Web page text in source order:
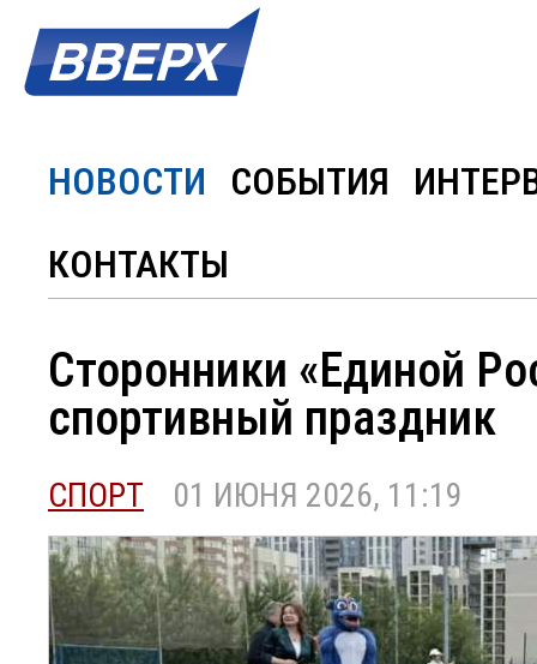
НОВОСТИ СОБЫТИЯ
КОНТАКТЫ
Сторонники «Единой
спортивный праздник
СПОРТ 01 ИЮНЯ 2026, 11:19